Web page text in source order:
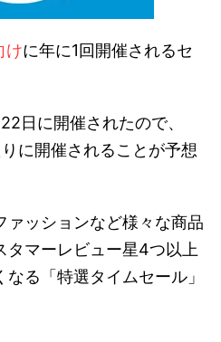
けに年に1回開催されるセ
日に開催されたので、
に開催されることが予想
ァッションなど様々な商品
タマーレビュー星4つ以上
る「特選タイムセール」